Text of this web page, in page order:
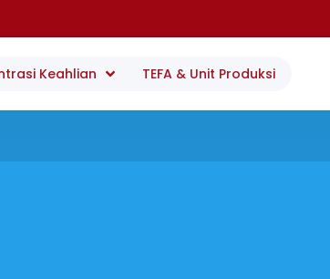
Keahlian TEFA & Unit Produksi